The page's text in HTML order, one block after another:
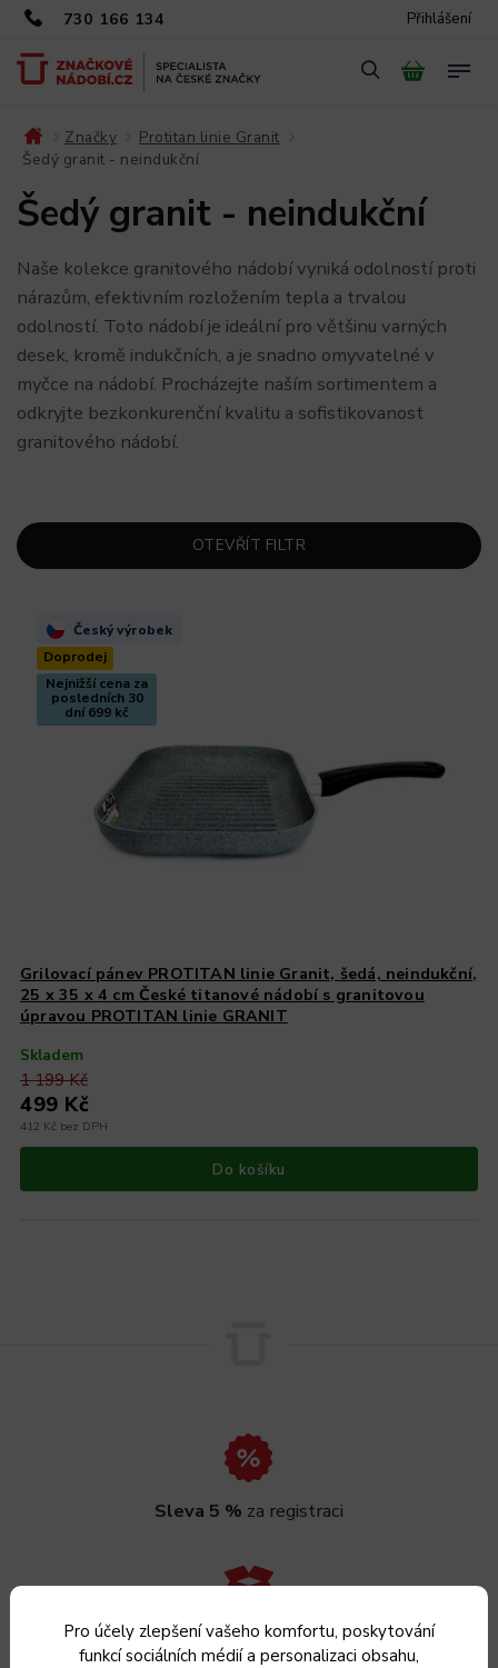
Pro účely zlepšení vašeho komfortu, poskytování
funkcí sociálních médií a personalizaci obsahu,
730 166 134 Přihlášení
Značky Protitan linie Granit
Šedý granit - neindukční
Šedý granit - neindukční
Naše kolekce granitového nádobí vyniká odolností proti
nárazům, efektivním rozložením tepla a trvalou
odolností. Toto nádobí je ideální pro většinu varných
desek, kromě indukčních, a je snadno omyvatelné v
myčce na nádobí. Procházejte naším sortimentem a
odkryjte bezkonkurenční kvalitu a sofistikovanost
granitového nádobí.
OTEVŘÍT FILTR
Český výrobek
Doprodej
Nejnižší cena za
posledních 30
dní 699 kč
Grilovací pánev PROTITAN linie Granit, šedá, neindukční,
25 x 35 x 4 cm České titanové nádobí s granitovou
úpravou PROTITAN linie GRANIT
Skladem
412 Kč bez DPH
1 199 Kč
499 Kč
Do košíku
Sleva 5 % za registraci
Vrácení zboží do 30 dnů